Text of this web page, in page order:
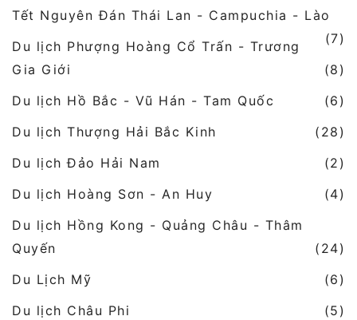
Tết Nguyên Đán Thái Lan - Campuchia - Lào
(7)
Du lịch Phượng Hoàng Cổ Trấn - Trương
Gia Giới
(8)
Du lịch Hồ Bắc - Vũ Hán - Tam Quốc
(6)
Du lịch Thượng Hải Bắc Kinh
(28)
Du lịch Đảo Hải Nam
(2)
Du lịch Hoàng Sơn - An Huy
(4)
Du lịch Hồng Kong - Quảng Châu - Thâm
Quyến
(24)
Du Lịch Mỹ
(6)
Du lịch Châu Phi
(5)